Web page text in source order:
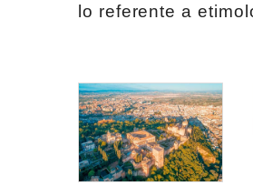
lo referente a